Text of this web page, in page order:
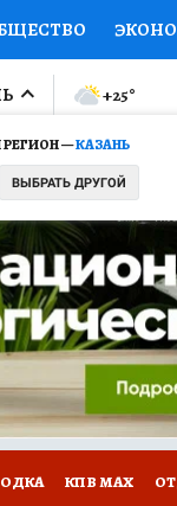
ПРОИСШЕСТВИЯ
МИР Я ЗНАЮ
СЕРИАЛЫ
—КАЗАНЬ
ВЫБРАТЬ ДРУГОЙ
+25°
КП В МАХ